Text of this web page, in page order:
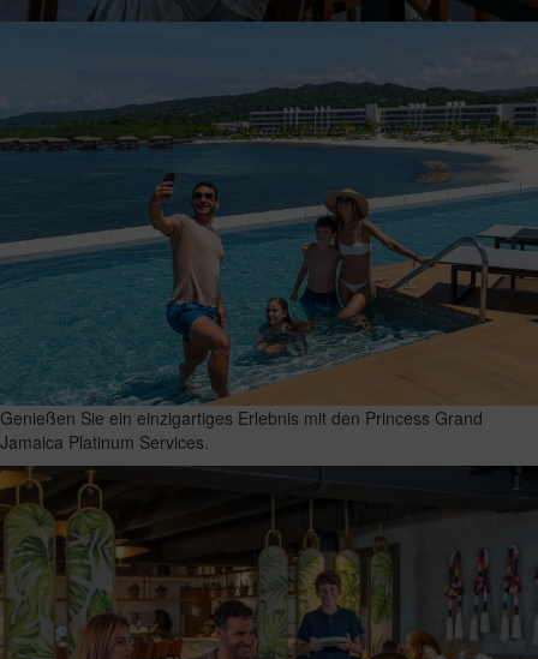
Genießen Sie ein einzigartiges Erlebnis mit den Princess Grand
Jamaica Platinum Services.